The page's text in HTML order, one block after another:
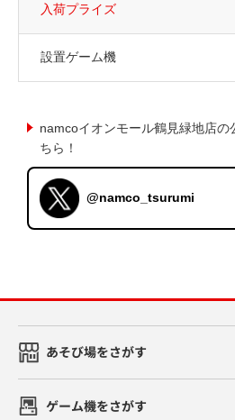
入荷プライズ
設置ゲーム機
namcoイオンモール鶴見緑地店の
ちら！
@namco_tsurumi
あそび場をさがす
ゲーム機をさがす